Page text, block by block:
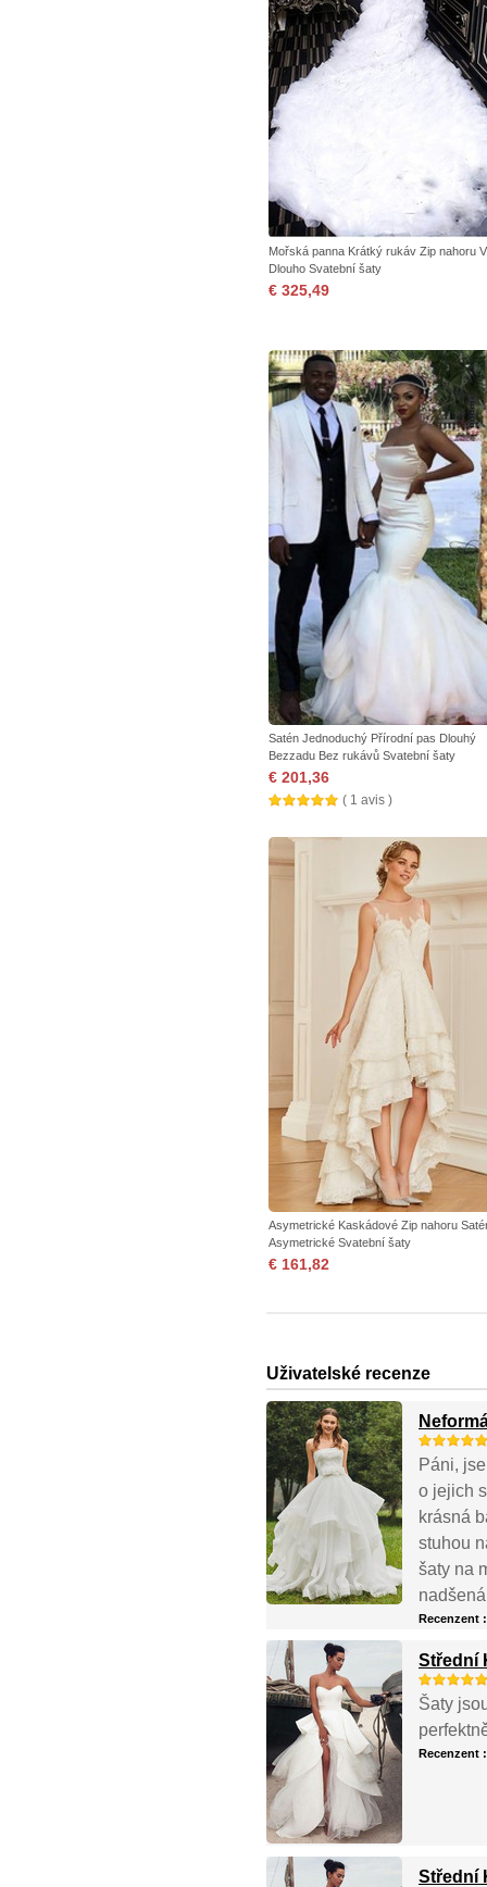
Mořská panna Krátký rukáv Zip nahoru
Dlouho Svatební šaty
€ 325,49
Satén Jednoduchý Přírodní pas Dlouhý
Bezzadu Bez rukávů Svatební šaty
€ 201,36
( 1 avis )
Asymetrické Kaskádové Zip nahoru
Asymetrické Svatební šaty
€ 161,82
Uživatelské recenze
Páni,
o jejich
krásná
stuhou
šaty na
Recenzent
Střední
Šaty
Recenzent
Střední